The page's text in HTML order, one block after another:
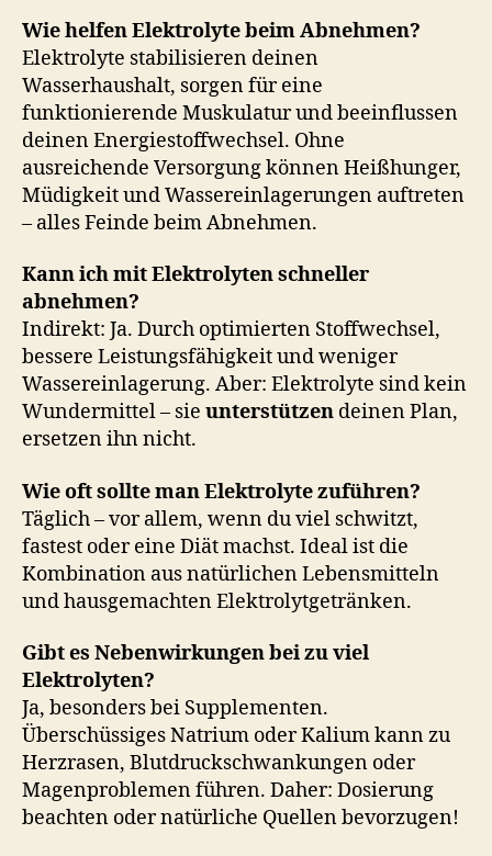
Wie helfen Elektrolyte beim Abnehmen?
Elektrolyte stabilisieren deinen
Wasserhaushalt, sorgen für eine
funktionierende Muskulatur und beeinflussen
deinen Energiestoffwechsel. Ohne
ausreichende Versorgung können Heißhunger,
Müdigkeit und Wassereinlagerungen auftreten
– alles Feinde beim Abnehmen.
Kann ich mit Elektrolyten schneller
abnehmen?
Indirekt: Ja. Durch optimierten Stoffwechsel,
bessere Leistungsfähigkeit und weniger
Wassereinlagerung. Aber: Elektrolyte sind kein
Wundermittel – sie unterstützen deinen Plan,
ersetzen ihn nicht.
Wie oft sollte man Elektrolyte zuführen?
Täglich – vor allem, wenn du viel schwitzt,
fastest oder eine Diät machst. Ideal ist die
Kombination aus natürlichen Lebensmitteln
und hausgemachten Elektrolytgetränken.
Gibt es Nebenwirkungen bei zu viel
Elektrolyten?
Ja, besonders bei Supplementen.
Überschüssiges Natrium oder Kalium kann zu
Herzrasen, Blutdruckschwankungen oder
Magenproblemen führen. Daher: Dosierung
beachten oder natürliche Quellen bevorzugen!